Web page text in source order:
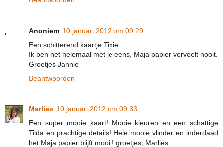
Anoniem 10 januari 2012 om 09:29
Een schitterend kaartje Tinie .
Ik ben het helemaal met je eens, Maja papier verveelt nooit.
Groetjes Jannie
Beantwoorden
Marlies 10 januari 2012 om 09:33
Een super mooie kaart! Mooie kleuren en een schattige
Tilda en prachtige details! Hele mooie vlinder en inderdaad
het Maja papier blijft mooi!! groetjes, Marlies